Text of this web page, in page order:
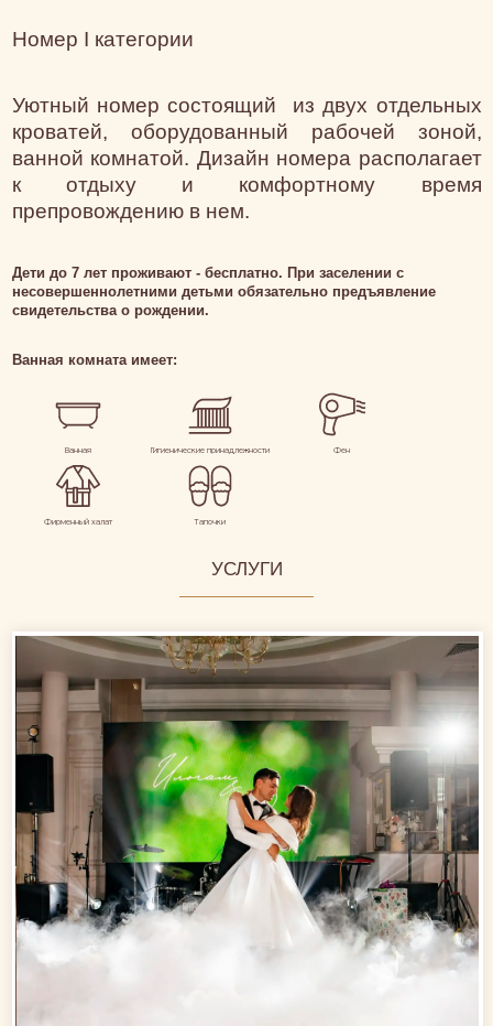
Номер I категории
Уютный номер состоящий из двух отдельных
кроватей, оборудованный рабочей зоной,
ванной комнатой. Дизайн номера располагает
к отдыху и комфортному время
препровождению в нем.
Дети до 7 лет проживают - бесплатно. При заселении с
несовершеннолетними детьми обязательно предъявление
свидетельства о рождении.
Ванная комната имеет:
Ванная Гигиенические принадлежности Фен
Фирменный халат Тапочки
УСЛУГИ
Шоу в вашу честь будет незабываемо торжественным в стенах лучшего